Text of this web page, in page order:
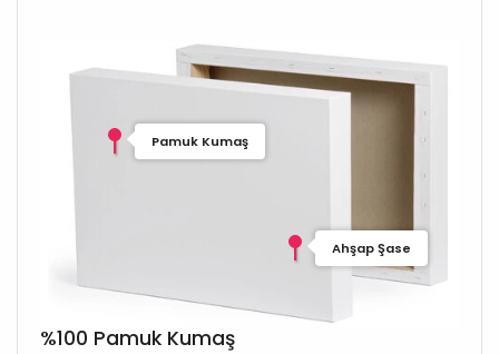
Pamuk Kumaş
Ahşap Şase
%100 Pamuk Kumaş